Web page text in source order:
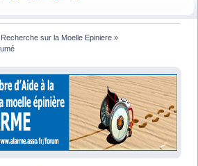
sur la Moelle Epiniere »